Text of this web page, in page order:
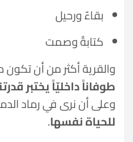
بقاءٌ ورحيل
كتابةٌ وصمت
والقرية أكثر من أن
طوفاناً داخليّاً يختبر
وعلى أن نرى في رماد
للحياة نفسها.